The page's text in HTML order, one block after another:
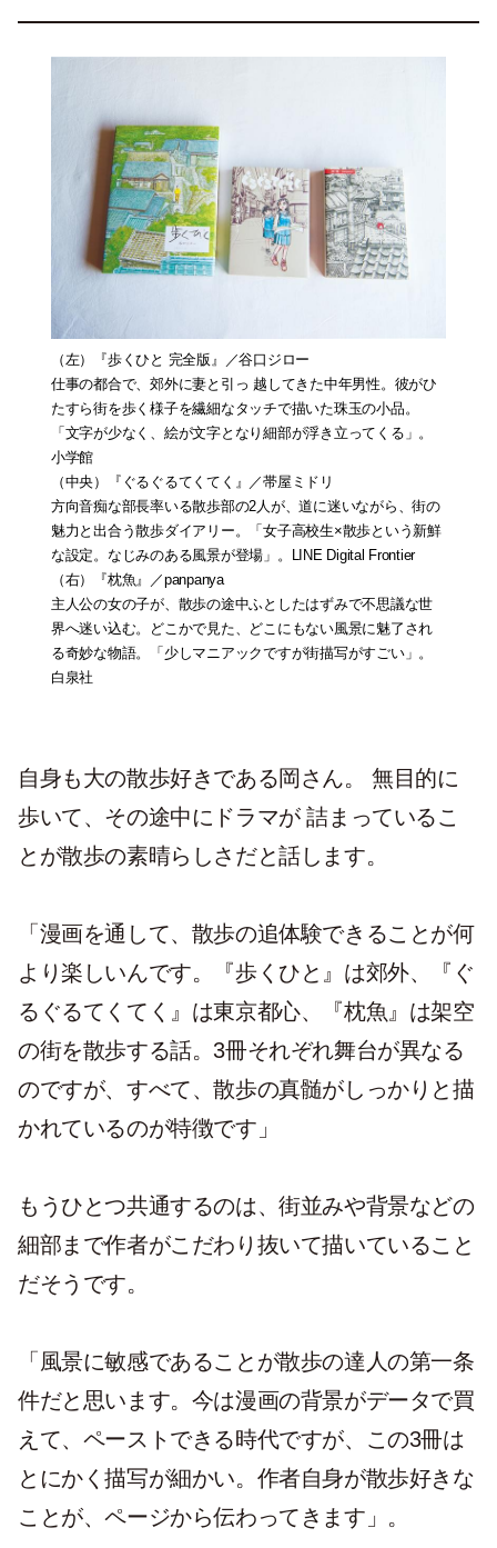
（左）『歩くひと 完全版』
／谷口ジロー
仕事の都合で、郊外に妻と引っ 越してきた中年男性。彼がひ
たすら街を歩く様子を繊細なタッチで描いた珠玉の小品。
「文字が少なく、絵が文字となり細部が浮き立ってくる」。
小学館
（中央）
『ぐるぐるてくてく』 ／帯屋ミドリ
方向音痴な部長率いる散歩部の2人が、道に迷いながら、街の
魅力と出合う散歩ダイアリー。「女子高校生×散歩という新鮮
な設定。なじみのある風景が登場」。LINE Digital Frontier
（右）
『枕魚』
／panpanya
主人公の女の子が、散歩の途中ふとしたはずみで不思議な世
界へ迷い込む。どこかで見た、どこにもない風景に魅了され
る奇妙な物語。「少しマニアックですが街描写がすごい」。
白泉社
自身も大の散歩好きである岡さん。 無目的に
歩いて、その途中にドラマが 詰まっているこ
とが散歩の素晴らしさだと話します。
「漫画を通して、散歩の追体験できることが何
より楽しいんです。『歩くひと』は郊外、『ぐ
るぐるてくてく』は東京都心、『枕魚』は架空
の街を散歩する話。3冊それぞれ舞台が異なる
のですが、すべて、散歩の真髄がしっかりと描
かれているのが特徴です」
もうひとつ共通するのは、街並みや背景などの
細部まで作者がこだわり抜いて描いていること
だそうです。
「風景に敏感であることが散歩の達人の第一条
件だと思います。今は漫画の背景がデータで買
えて、ペーストできる時代ですが、この3冊は
とにかく描写が細かい。作者自身が散歩好きな
ことが、ページから伝わってきます」。